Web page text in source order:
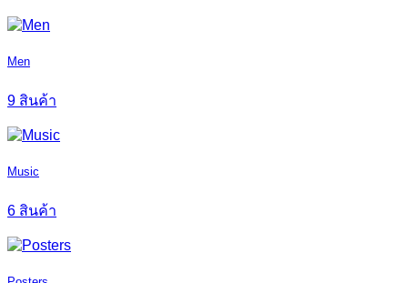
Men
9 สินค้า
Music
6 สินค้า